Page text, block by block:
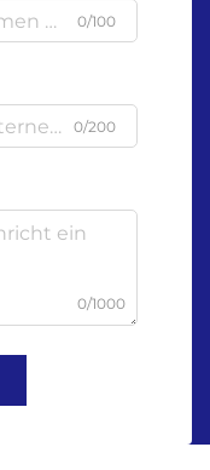
0/100
0/200
0/1000